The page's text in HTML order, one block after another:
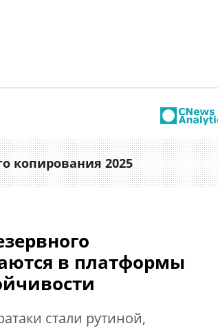
копирования 2025
в платформы
стали рутиной,